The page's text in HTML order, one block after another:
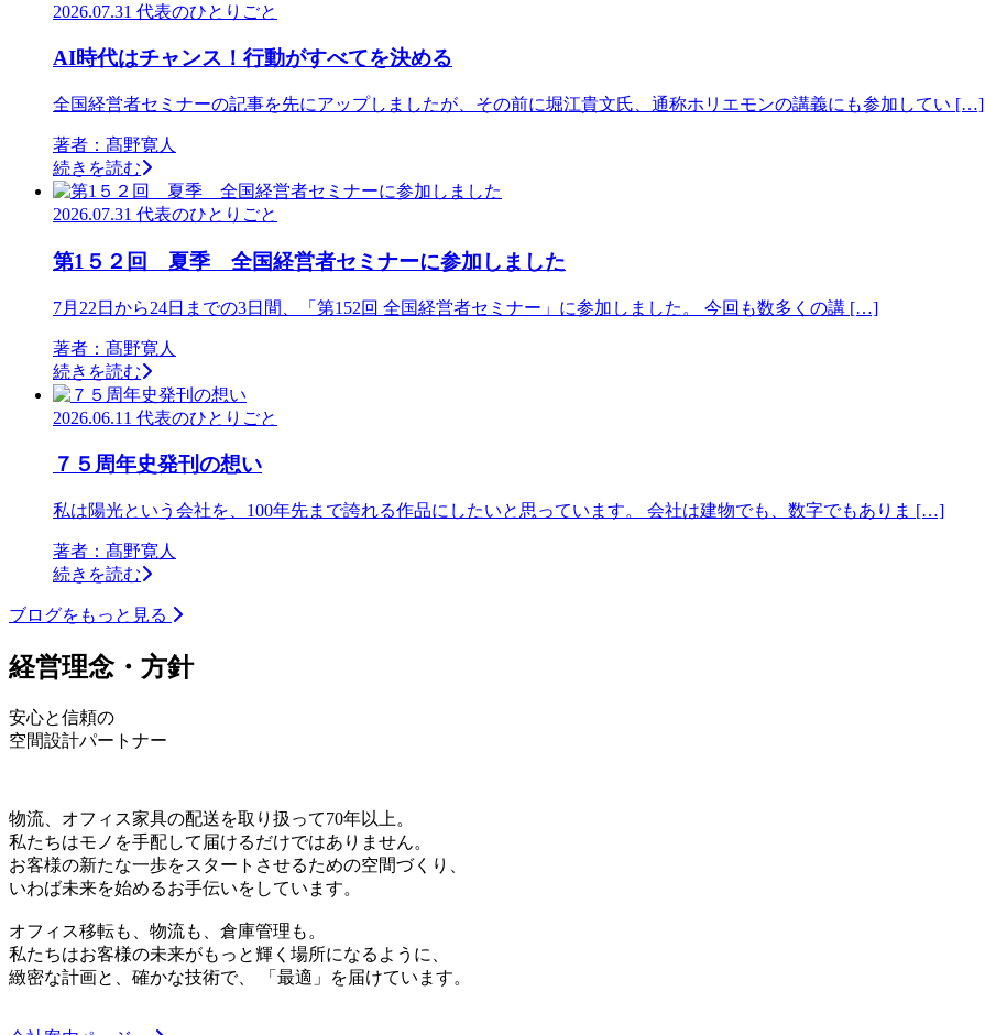
2026.07.31 代表のひとりごと
AI時代はチャンス！行動がすべてを決める
全国経営者セミナーの記事を先にアップしましたが、その前に堀江貴文氏、通称ホリエモンの講義にも参加してい […]
著者：髙野寛人
続きを読む
2026.07.31 代表のひとりごと
第1５２回 夏季 全国経営者セミナーに参加しました
7月22日から24日までの3日間、「第152回 全国経営者セミナー」に参加しました。 今回も数多くの講 […]
著者：髙野寛人
続きを読む
2026.06.11 代表のひとりごと
７５周年史発刊の想い
私は陽光という会社を、100年先まで誇れる作品にしたいと思っています。 会社は建物でも、数字でもありま […]
著者：髙野寛人
続きを読む
ブログをもっと見る
経営理念・方針
安心と信頼の
空間設計パートナー
物流、オフィス家具の配送を取り扱って70年以上。
私たちはモノを手配して届けるだけではありません。
お客様の新たな一歩をスタートさせるための空間づくり、
いわば未来を始めるお手伝いをしています。
オフィス移転も、物流も、倉庫管理も。
私たちはお客様の未来がもっと輝く場所になるように、
緻密な計画と、確かな技術で、 「最適」を届けています。